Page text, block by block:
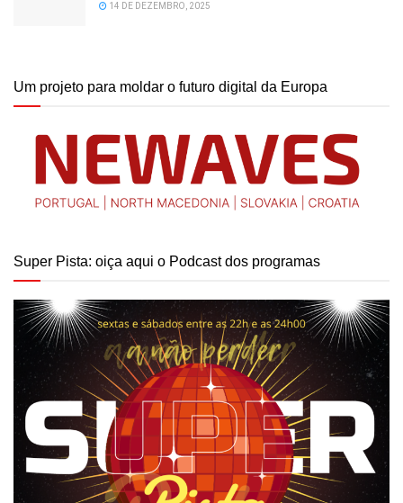
14 DE DEZEMBRO, 2025
Um projeto para moldar o futuro digital da Europa
Super Pista: oiça aqui o Podcast dos programas